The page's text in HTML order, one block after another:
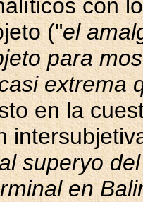
con
("el
para
extrema
en la
superyo
en